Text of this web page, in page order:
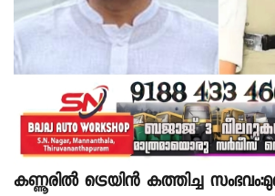
കണ്ണൂരിൽ ട്രെയിൻ കത്തിച്ച